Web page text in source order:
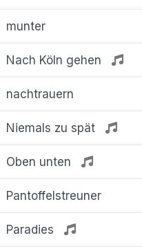
munter
Nach Köln gehen
nachtrauern
Niemals zu spät
Oben unten
Pantoffelstreuner
Paradies